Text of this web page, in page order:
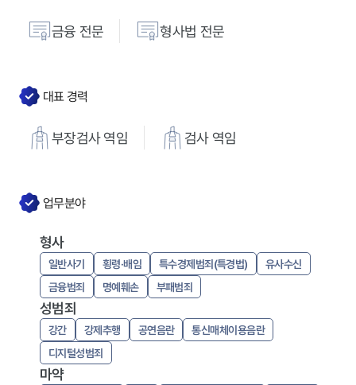
금융 전문 형사법 전문
대표 경력
부장검사 역임 검사 역임
업무분야
형사
일반사기 횡령·배임 특수경제범죄(특경법)
유사수신
금융범죄
명예훼손 부패범죄
성범죄
강간 강제추행 공연음란
통신매체이용음란
디지털성범죄
마약